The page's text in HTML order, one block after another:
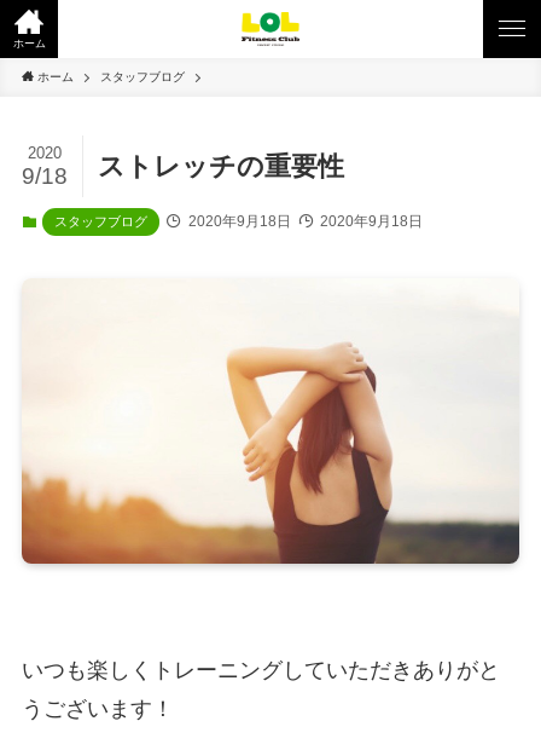
ホーム
ホーム スタッフブログ
ストレッチの重要性
2020
9/18
スタッフブログ 2020年9月18日 2020年9月18日
いつも楽しくトレーニングしていただきありがと
うございます！